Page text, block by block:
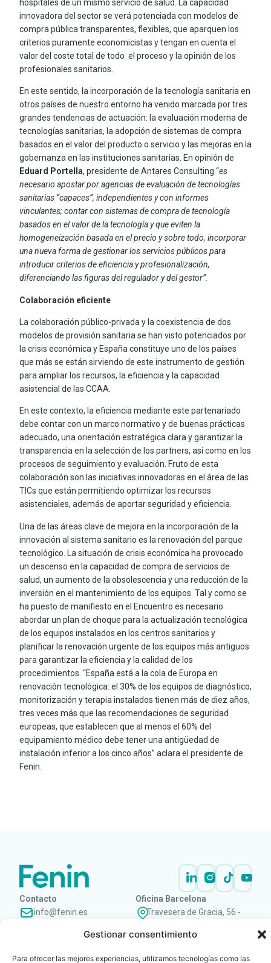
Gestionar consentimiento
Para ofrecer las mejores experiencias, utilizamos tecnologías como las
hospitales de un mismo servicio de salud. La capacidad
innovadora del sector se verá potenciada con modelos de
compra pública transparentes, flexibles, que aparquen los
criterios puramente economicistas y tengan en cuenta el
valor del coste total de todo el proceso y la opinión de los
profesionales sanitarios.
En este sentido, la incorporación de la tecnología sanitaria en
otros países de nuestro entorno ha venido marcada por tres
grandes tendencias de actuación: la evaluación moderna de
tecnologías sanitarias, la adopción de sistemas de compra
basados en el valor del producto o servicio y las mejoras en la
gobernanza en las instituciones sanitarias. En opinión de
Eduard Portella, presidente de Antares Consulting “es
necesario apostar por agencias de evaluación de tecnologías
sanitarias “capaces”, independientes y con informes
vinculantes; contar con sistemas de compra de tecnología
basados en el valor de la tecnología y que eviten la
homogeneización basada en el precio y sobre todo, incorporar
una nueva forma de gestionar los servicios públicos para
introducir criterios de eficiencia y profesionalización,
diferenciando las figuras del regulador y del gestor”.
Colaboración eficiente
La colaboración público-privada y la coexistencia de dos
modelos de provisión sanitaria se han visto potenciados por
la crisis económica y España constituye uno de los países
que más se están sirviendo de este instrumento de gestión
para ampliar los recursos, la eficiencia y la capacidad
asistencial de las CCAA.
En este contexto, la eficiencia mediante este partenariado
debe contar con un marco normativo y de buenas prácticas
adecuado, una orientación estratégica clara y garantizar la
transparencia en la selección de los partners, así como en los
procesos de seguimiento y evaluación. Fruto de esta
colaboración son las iniciativas innovadoras en el área de las
TICs que están permitiendo optimizar los recursos
asistenciales, además de aportar seguridad y eficiencia.
Una de las áreas clave de mejora en la incorporación de la
innovación al sistema sanitario es la renovación del parque
tecnológico. La situación de crisis económica ha provocado
un descenso en la capacidad de compra de servicios de
salud, un aumento de la obsolescencia y una reducción de la
inversión en el mantenimiento de los equipos. Tal y como se
ha puesto de manifiesto en el Encuentro es necesario
abordar un plan de choque para la actualización tecnológica
de los equipos instalados en los centros sanitarios y
planificar la renovación urgente de los equipos más antiguos
para garantizar la eficiencia y la calidad de los
procedimientos. “España está a la cola de Europa en
renovación tecnológica: el 30% de los equipos de diagnóstico,
monitorización y terapia instalados tienen más de diez años,
tres veces más que las recomendaciones de seguridad
europeas, que establecen que al menos el 60% del
equipamiento médico debe tener una antigüedad de
instalación inferior a los cinco años” aclara el presidente de
Fenin.
Contacto
info@fenin.es
C/ Villanueva, 20 - 1-
915 759 800
Oficina Barcelona
Travesera de Gracia, 56 -
932 014 655